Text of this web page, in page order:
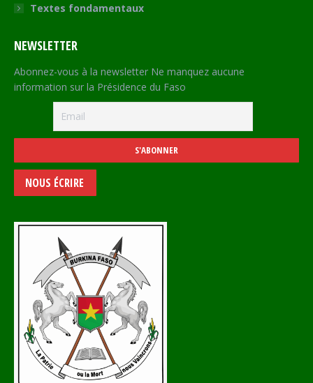
Textes fondamentaux
NEWSLETTER
Abonnez-vous à la newsletter Ne manquez aucune
information sur la Présidence du Faso
NOUS ÉCRIRE